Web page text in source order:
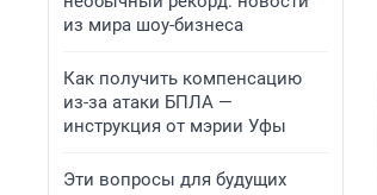
из мира шоу-бизнеса
Как получить компенсацию
из-за атаки БПЛА —
инструкция от мэрии Уфы
Эти вопросы для будущих